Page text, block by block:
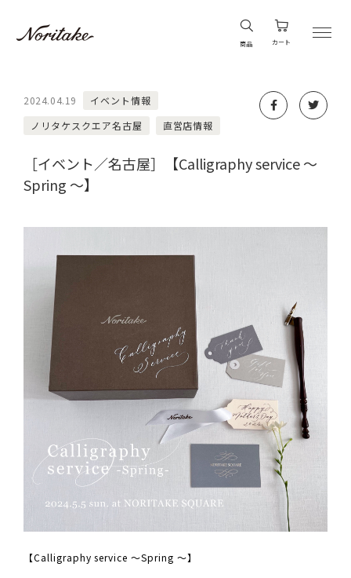
商品 カート
2024.04.19
イベント情報
ノリタケスクエア名古屋
直営店情報
［イベント／名古屋］【Calligraphy service ～
Spring ～】
【Calligraphy service ～Spring ～】